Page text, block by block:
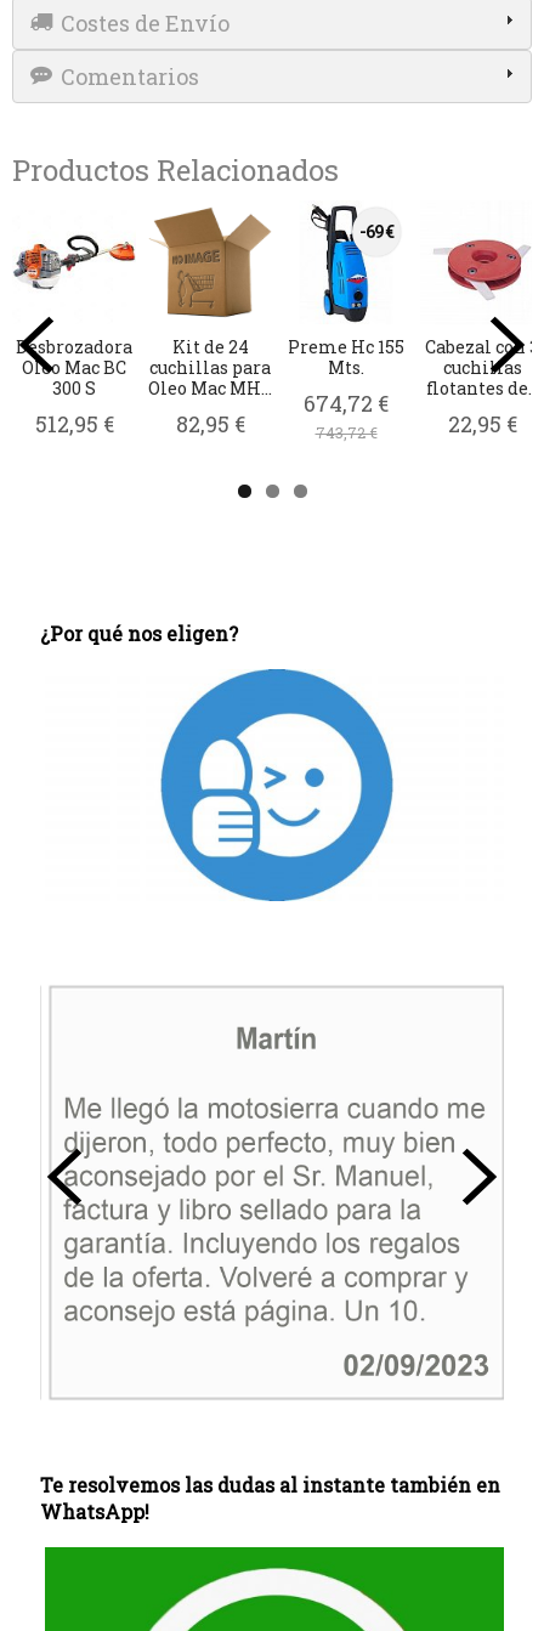
¿Por qué nos eligen?
Te resolvemos las dudas al instante también en
WhatsApp!
Costes de Envío
Comentarios
Productos Relacionados
3
Cuchilla
desbrozadora
de 2 puntas...
10,16 €
Silky Hayate
420 2-Ext
233,95 €
Trituradora
KIVA
1.585,95 €
15,63 €